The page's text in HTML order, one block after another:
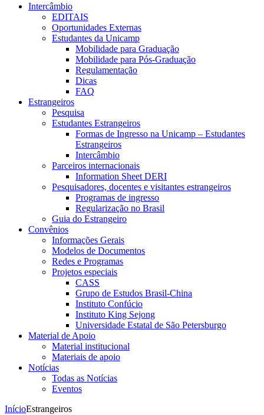
Intercâmbio
EDITAIS
Oportunidades Externas
Estudantes da Unicamp
Mobilidade para Graduação
Mobilidade para Pós-Graduação
Regulamentação
Dicas
FAQ
Estrangeiros
Pesquisa
Estudantes Estrangeiros
Formas de Ingresso na Unicamp – Estudantes
Estrangeiros
Intercâmbio
Parceiros internacionais
Information Sheet DERI
Pesquisadores, docentes e visitantes estrangeiros
Programas de ingresso
Regularização no Brasil
Guia do Estrangeiro
Convênios
Informações Gerais
Modelos de Documentos
Redes e Programas
Projetos especiais
CASS
Grupo de Estudos Brasil-China
Instituto Confúcio
Instituto King Sejong
Universidade Estatal de São Petersburgo
Material de Apoio
Material institucional
Materiais de apoio
Notícias
Todas as Notícias
Eventos
InícioEstrangeiros